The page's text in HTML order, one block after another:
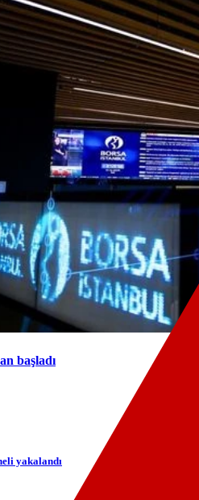
başladı
yakalandı